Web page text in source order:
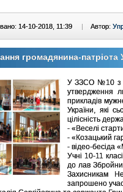
14-10-2018, 11:39 | Автор:
громадянина-
У ЗЗСО №10 з
утвердження
прикладів
України, які
цілісність
- «Веселі
- «Козацький
- відео-бесіда
Учні 10-11
до лав
Захисникам
запрошено